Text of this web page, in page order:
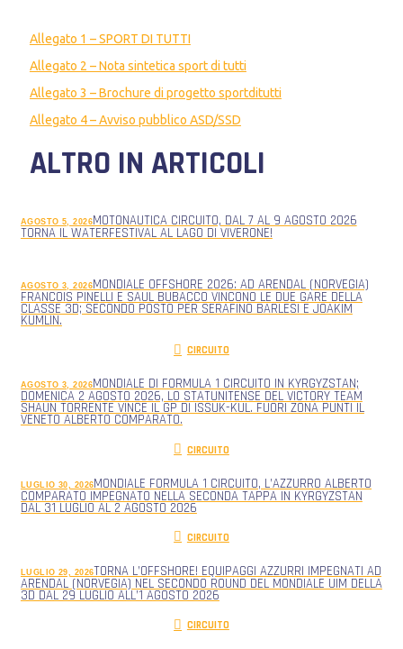
Allegato 1 – SPORT DI TUTTI
Allegato 2 – Nota sintetica sport di tutti
Allegato 3 – Brochure di progetto sportditutti
Allegato 4 – Avviso pubblico ASD/SSD
ALTRO IN ARTICOLI
AGOSTO 5, 2026MOTONAUTICA CIRCUITO, DAL 7 AL 9 AGOSTO 2026
TORNA IL WATERFESTIVAL AL LAGO DI VIVERONE!
AGOSTO 3, 2026MONDIALE OFFSHORE 2026: AD ARENDAL (NORVEGIA)
FRANCOIS PINELLI E SAUL BUBACCO VINCONO LE DUE GARE DELLA
CLASSE 3D; SECONDO POSTO PER SERAFINO BARLESI E JOAKIM
KUMLIN.
CIRCUITO
AGOSTO 3, 2026MONDIALE DI FORMULA 1 CIRCUITO IN KYRGYZSTAN;
DOMENICA 2 AGOSTO 2026, LO STATUNITENSE DEL VICTORY TEAM
SHAUN TORRENTE VINCE IL GP DI ISSUK-KUL. FUORI ZONA PUNTI IL
VENETO ALBERTO COMPARATO.
CIRCUITO
LUGLIO 30, 2026MONDIALE FORMULA 1 CIRCUITO, L’AZZURRO ALBERTO
COMPARATO IMPEGNATO NELLA SECONDA TAPPA IN KYRGYZSTAN
DAL 31 LUGLIO AL 2 AGOSTO 2026
CIRCUITO
LUGLIO 29, 2026TORNA L’OFFSHORE! EQUIPAGGI AZZURRI IMPEGNATI AD
ARENDAL (NORVEGIA) NEL SECONDO ROUND DEL MONDIALE UIM DELLA
3D DAL 29 LUGLIO ALL’1 AGOSTO 2026
CIRCUITO